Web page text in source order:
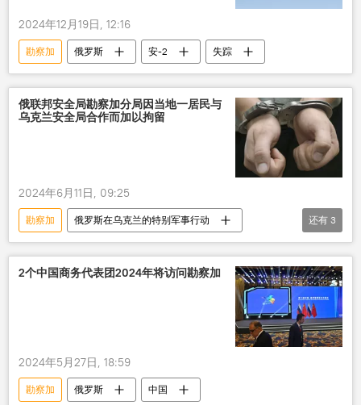
2024年12月19日, 12:16
勘察加 俄罗斯 安-2 失踪
俄联邦安全局勘察加分局因当地一居民与
乌克兰安全局合作而加以拘留
2024年6月11日, 09:25
勘察加
俄罗斯在乌克兰的特别军事行动
俄罗斯
俄罗斯联邦安全局 乌安全局
还有 3
2个中国商务代表团2024年将访问勘察加
2024年5月27日, 18:59
勘察加 俄罗斯 中国